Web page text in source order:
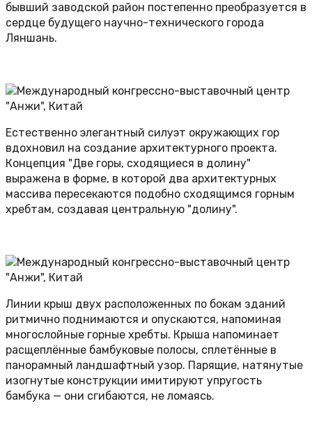
бывший заводской район постепенно преобразуется в
сердце будущего научно-технического города
Ляншань.
Естественно элегантный силуэт окружающих гор
вдохновил на создание архитектурного проекта.
Концепция "Две горы, сходящиеся в долину"
выражена в форме, в которой два архитектурных
массива пересекаются подобно сходящимся горным
хребтам, создавая центральную "долину".
Линии крыш двух расположенных по бокам зданий
ритмично поднимаются и опускаются, напоминая
многослойные горные хребты. Крыша напоминает
расщеплённые бамбуковые полосы, сплетённые в
панорамный ландшафтный узор. Парящие, натянутые
изогнутые конструкции имитируют упругость
бамбука — они сгибаются, не ломаясь.